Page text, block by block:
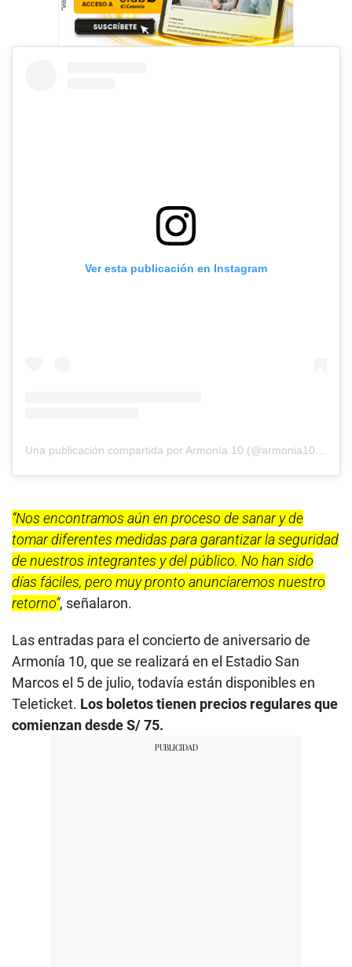
Ver esta publicación en Instagram
“Nos encontramos aún en proceso de sanar y de
tomar diferentes medidas para garantizar la seguridad
de nuestros integrantes y del público. No han sido
días fáciles, pero muy pronto anunciaremos nuestro
retorno”, señalaron.
Las entradas para el concierto de aniversario de
Armonía 10, que se realizará en el Estadio San
Marcos el 5 de julio, todavía están disponibles en
Teleticket. Los boletos tienen precios regulares que
comienzan desde S/ 75.